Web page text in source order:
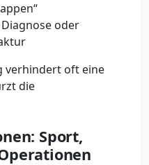
oder
verhindert oft eine
die
Sport,